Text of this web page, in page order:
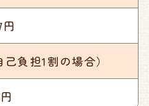
円
己負担1割の場合）